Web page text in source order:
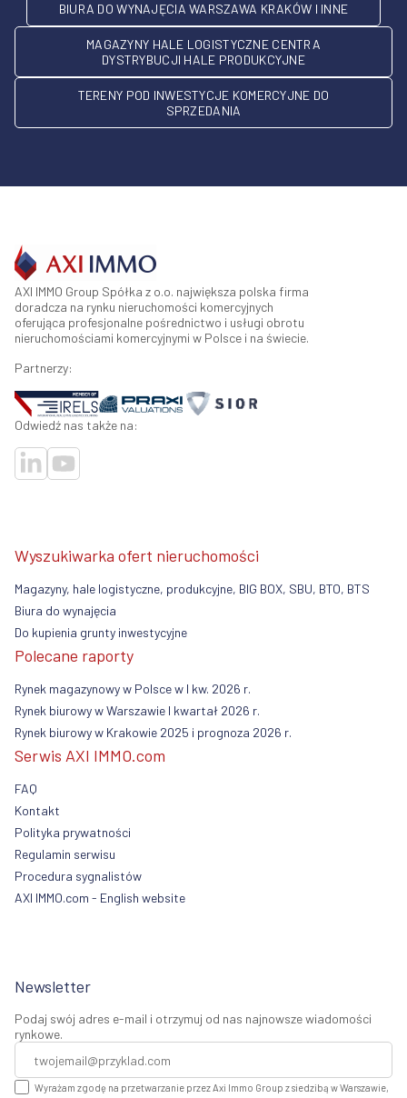
BIURA DO WYNAJĘCIA WARSZAWA KRAKÓW I INNE
MAGAZYNY HALE LOGISTYCZNE CENTRA
DYSTRYBUCJI HALE PRODUKCYJNE
TERENY POD INWESTYCJE KOMERCYJNE DO
SPRZEDANIA
AXI IMMO Group Spółka z o.o. największa polska firma
doradcza na rynku nieruchomości komercyjnych
oferująca profesjonalne pośrednictwo i usługi obrotu
nieruchomościami komercyjnymi w Polsce i na świecie.
Partnerzy:
Odwiedź nas także na:
Wyszukiwarka ofert nieruchomości
Magazyny, hale logistyczne, produkcyjne, BIG BOX, SBU, BTO, BTS
Biura do wynajęcia
Do kupienia grunty inwestycyjne
Polecane raporty
Rynek magazynowy w Polsce w I kw. 2026 r.
Rynek biurowy w Warszawie I kwartał 2026 r.
Rynek biurowy w Krakowie 2025 i prognoza 2026 r.
Serwis AXI IMMO.com
FAQ
Kontakt
Polityka prywatności
Regulamin serwisu
Procedura sygnalistów
AXI IMMO.com - English website
Newsletter
Podaj swój adres e-mail i otrzymuj od nas najnowsze wiadomości
rynkowe.
Wyrażam zgodę na przetwarzanie przez Axi Immo Group z siedzibą w Warszawie,